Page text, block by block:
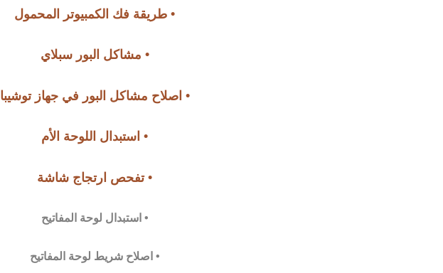
• طريقة فك الكمبيوتر المحمول
• مشاكل البور سبلاي
• اصلاح مشاكل البور في جهاز توشيبا
• استبدال اللوحة الأم
• تفحص ارتجاج شاشة
• استبدال لوحة المفاتيح
• اصلاح شريط لوحة المفاتيح